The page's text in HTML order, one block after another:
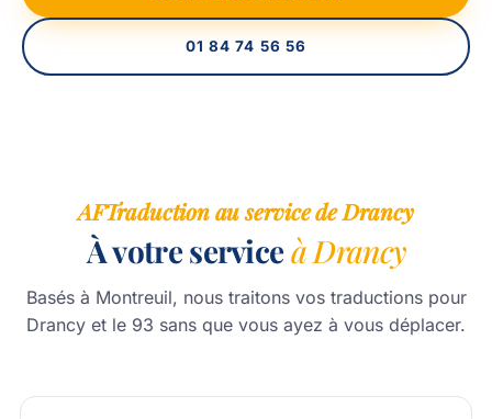
01 84 74 56 56
AFTraduction au service de Drancy
À votre serviceà Drancy
Basés à Montreuil, nous traitons vos traductions pour
Drancy et le 93 sans que vous ayez à vous déplacer.